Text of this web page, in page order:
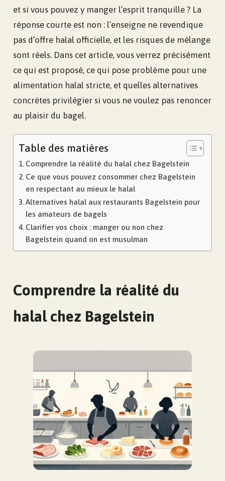
et si vous pouvez y manger l’esprit tranquille ? La
réponse courte est non : l’enseigne ne revendique
pas d’offre halal officielle, et les risques de mélange
sont réels. Dans cet article, vous verrez précisément
ce qui est proposé, ce qui pose problème pour une
alimentation halal stricte, et quelles alternatives
concrètes privilégier si vous ne voulez pas renoncer
au plaisir du bagel.
Table des matières
Comprendre la réalité du halal chez Bagelstein
Ce que vous pouvez consommer chez Bagelstein
en respectant au mieux le halal
Alternatives halal aux restaurants Bagelstein pour
les amateurs de bagels
Clarifier vos choix : manger ou non chez
Bagelstein quand on est musulman
Comprendre la réalité du
halal chez Bagelstein